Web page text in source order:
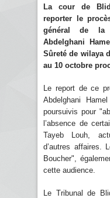
La cour de
reporter le
général de la
Abdelghani
Sûreté de wilaya
au 10 octobre
Le report de ce
Abdelghani
poursuivis pour
l’absence de
Tayeb Louh,
d’autres affaires.
Boucher",
cette audience.
Le Tribunal de